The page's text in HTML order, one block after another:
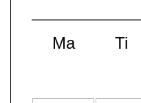
Ma Ti